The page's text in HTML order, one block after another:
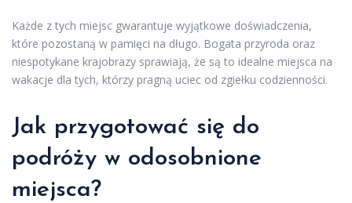
Każde z tych miejsc gwarantuje wyjątkowe doświadczenia,
które pozostaną w pamięci na długo. Bogata przyroda oraz
niespotykane krajobrazy sprawiają, że są to idealne miejsca na
wakacje dla tych, którzy pragną uciec od zgiełku codzienności.
Jak przygotować się do
podróży w odosobnione
miejsca?